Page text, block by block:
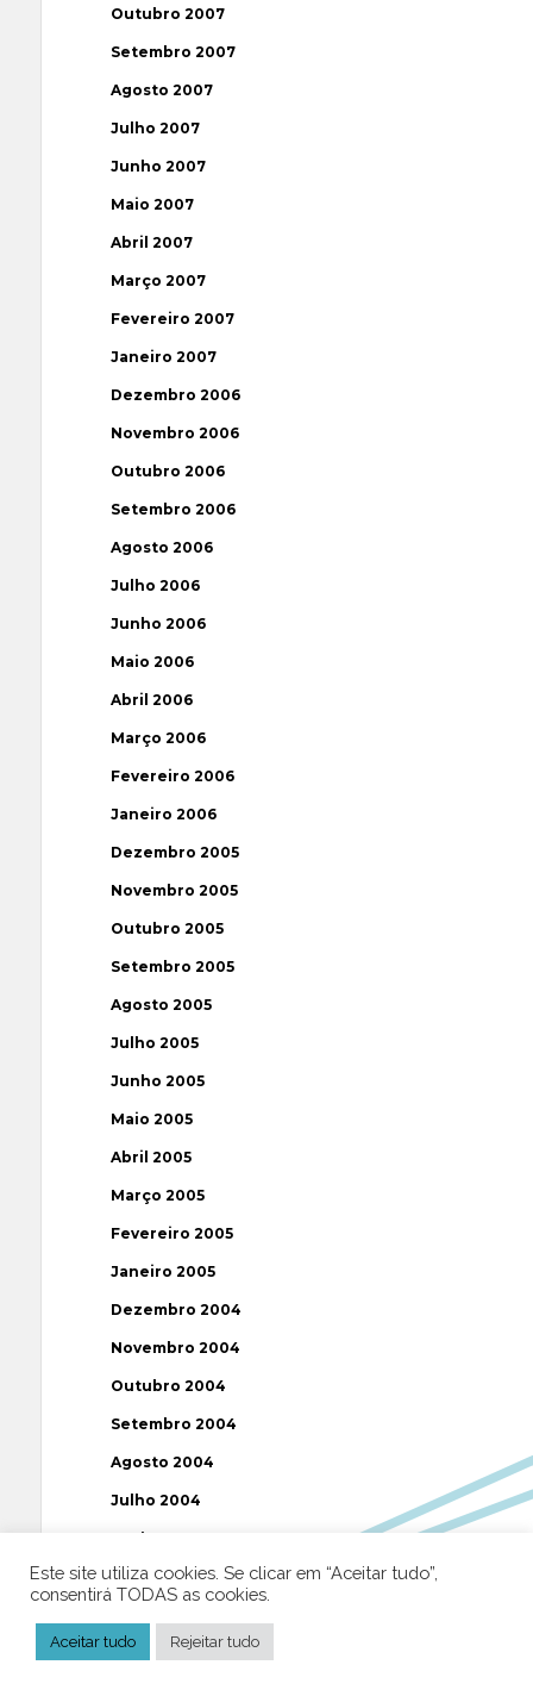
Outubro 2007
Setembro 2007
Agosto 2007
Julho 2007
Junho 2007
Maio 2007
Abril 2007
Março 2007
Fevereiro 2007
Janeiro 2007
Dezembro 2006
Novembro 2006
Outubro 2006
Setembro 2006
Agosto 2006
Julho 2006
Junho 2006
Maio 2006
Abril 2006
Março 2006
Fevereiro 2006
Janeiro 2006
Dezembro 2005
Novembro 2005
Outubro 2005
Setembro 2005
Agosto 2005
Julho 2005
Junho 2005
Maio 2005
Abril 2005
Março 2005
Fevereiro 2005
Janeiro 2005
Dezembro 2004
Novembro 2004
Outubro 2004
Setembro 2004
Agosto 2004
Julho 2004
Junho 2004
Maio 2004
Março 2004
Este site utiliza cookies. Se clicar em “Aceitar tudo”,
consentirá TODAS as cookies.
Aceitar tudo Rejeitar tudo